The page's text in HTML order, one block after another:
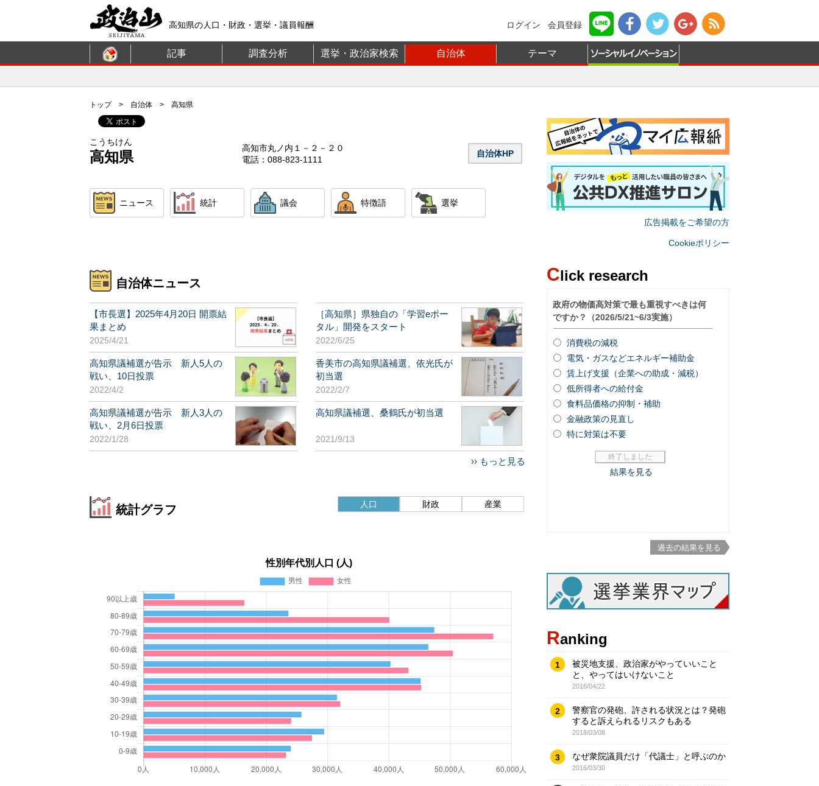
高知県の人口・財政・選挙・議員報酬 ログイン 会員登録
記事 調査分析 選挙・政治家検索 自治体 テーマ
トップ> 自治体 > 高知県
こうちけん
高知県
高知市丸ノ内１－２－２０
電話：088-823-1111
自治体HP
ニュース 統計 議会 特徴語 選挙
自治体ニュース
【市長選】2025年4月20日 開票結
果まとめ
2025/4/21
［高知県］県独自の「学習eポー
タル」開発をスタート
2022/6/25
高知県議補選が告示 新人5人の
戦い、10日投票
2022/4/2
香美市の高知県議補選、依光氏が
初当選
2022/2/7
高知県議補選が告示 新人3人の
戦い、2月6日投票
2022/1/28
高知県議補選、桑鶴氏が初当選
2021/9/13
›› もっと見る
統計グラフ 人口 財政 産業
性別年代別人口 (人)
広告掲載をご希望の方
Cookieポリシー
Click research
過去の結果を見る
Ranking
1
被災地支援、政治家がやっていいこと
と、やってはいけないこと
2016/04/22
2
警察官の発砲、許される状況とは？発砲
すると訴えられるリスクもある
2018/03/08
3 なぜ衆院議員だけ「代議士」と呼ぶのか
2016/03/30